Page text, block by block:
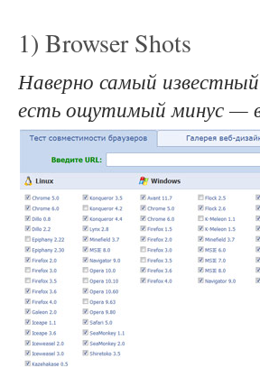
1) Browser Shots
Наверно самый
есть ощутимый минус —